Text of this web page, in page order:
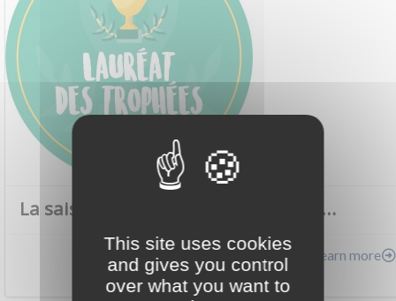
La saison des Trophées est ouverte…
Learn more
New - 06/30/26
This site uses cookies
and gives you control
over what you want to